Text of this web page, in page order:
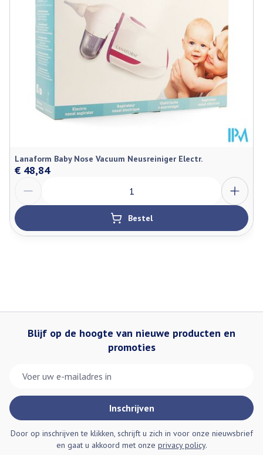
Lanaform Baby Nose Vacuum Neusreiniger Electr.
€ 48,84
Bestel
Blijf op de hoogte van nieuwe producten en
promoties
Inschrijven
Door op inschrijven te klikken, schrijft u zich in voor onze nieuwsbrief
en gaat u akkoord met onze privacy policy.